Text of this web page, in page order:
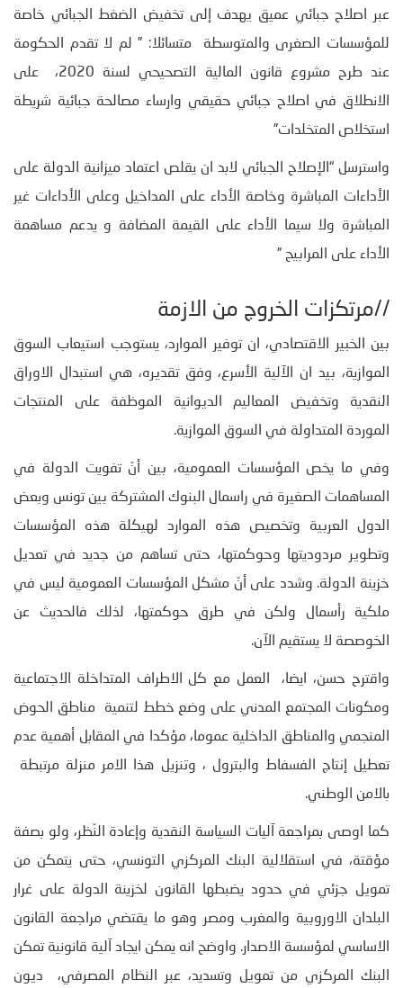
عبر اصلاح جبائي عميق يهدف إلى تخفيض الضغط الجبائي خاصة
للمؤسسات الصغرى والمتوسطة متسائلا: ” لم لا تقدم الحكومة
عند طرح مشروع قانون المالية التصحيحي لسنة 2020، على
الانطلاق في اصلاح جبائي حقيقي وارساء مصالحة جبائية شريطة
استخلاص المتخلدات”
واسترسل “الإصلاح الجبائي لابد ان يقلص اعتماد ميزانية الدولة على
الأداءات المباشرة وخاصة الأداء على المداخيل وعلى الأداءات غير
المباشرة ولا سيما الأداء على القيمة المضافة و يدعم مساهمة
الأداء على المرابيح ”
//مرتكزات الخروج من الازمة
بين الخبير الاقتصادي، ان توفير الموارد، يستوجب استيعاب السوق
الموازية، بيد ان الآلية الأسرع، وفق تقديره، هي استبدال الاوراق
النقدية وتخفيض المعاليم الديوانية الموظفة على المنتجات
الموردة المتداولة في السوق الموازية.
وفي ما يخص المؤسسات العمومية، بين أنّ تفويت الدولة في
المساهمات الصغيرة في راسمال البنوك المشتركة بين تونس وبعض
الدول العربية وتخصيص هذه الموارد لهيكلة هذه المؤسسات
وتطوير مردوديتها وحوكمتها، حتى تساهم من جديد في تعديل
خزينة الدولة. وشدد على أنّ مشكل المؤسسات العمومية ليس في
ملكية رأسمال ولكن في طرق حوكمتها، لذلك فالحديث عن
الخوصصة لا يستقيم الآن.
واقترح حسن، ايضا، العمل مع كل الاطراف المتداخلة الاجتماعية
ومكونات المجتمع المدني على وضع خطط لتنمية مناطق الحوض
المنجمي والمناطق الداخلية عموما، مؤكدا في المقابل أهمية عدم
تعطيل إنتاج الفسفاط والبترول ، وتنزيل هذا الامر منزلة مرتبطة
بالامن الوطني.
كما اوصى بمراجعة آليات السياسة النقدية وإعادة النّظر، ولو بصفة
مؤقتة، في استقلالية البنك المركزي التونسي، حتى يتمكن من
تمويل جزئي في حدود يضبطها القانون لخزينة الدولة على غرار
البلدان الاوروبية والمغرب ومصر وهو ما يقتضي مراجعة القانون
الاساسي لمؤسسة الاصدار. واوضح انه يمكن ايجاد آلية قانونية تمكن
البنك المركزي من تمويل وتسديد، عبر النظام المصرفي، ديون